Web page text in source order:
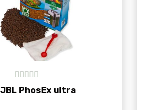
out of 5
JBL PhosEx ultra